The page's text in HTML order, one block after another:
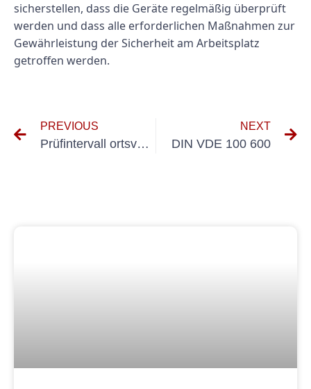
sicherstellen, dass die Geräte regelmäßig überprüft
werden und dass alle erforderlichen Maßnahmen zur
Gewährleistung der Sicherheit am Arbeitsplatz
getroffen werden.
PREVIOUS
Prüfintervall ortsveränderliche elektrische Betriebsmittel
NEXT
DIN VDE 100 600